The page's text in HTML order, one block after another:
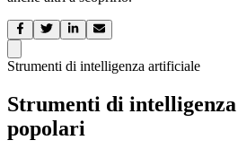
Strumenti di intelligenza artificiale
Strumenti di
popolari